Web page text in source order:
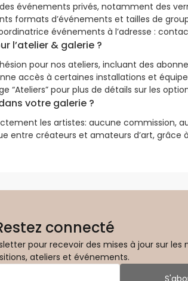
événements privés, notamment des
formats d’événements et tailles de
événements à l’adresse :
l’atelier & galerie ?
pour nos ateliers, incluant des
accès à certaines installations et
“Ateliers” pour plus de détails sur les
votre galerie ?
les artistes: aucune commission,
entre créateurs et amateurs d’art, grâce
connecté
pour recevoir des mises à jour sur les
ateliers et événements.